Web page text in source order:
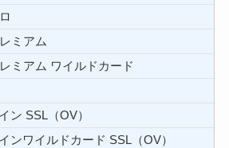
ミアム
ミアム ワイルドカード
ン SSL（OV）
ンワイルドカード SSL（OV）